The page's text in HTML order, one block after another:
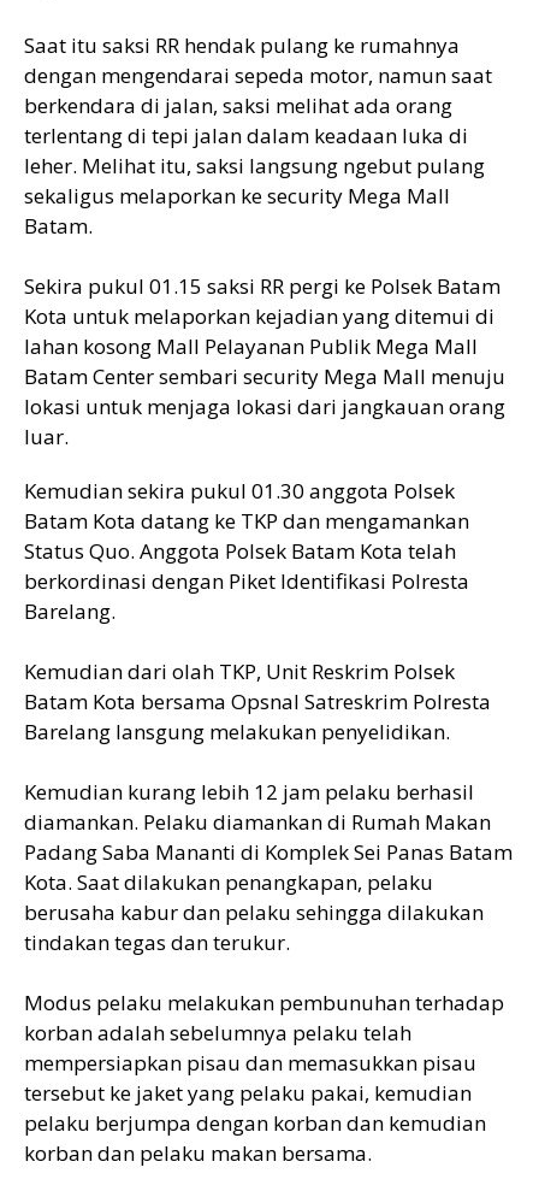
Saat itu saksi RR hendak pulang ke rumahnya
dengan mengendarai sepeda motor, namun saat
berkendara di jalan, saksi melihat ada orang
terlentang di tepi jalan dalam keadaan luka di
leher. Melihat itu, saksi langsung ngebut pulang
sekaligus melaporkan ke security Mega Mall
Batam.
Sekira pukul 01.15 saksi RR pergi ke Polsek Batam
Kota untuk melaporkan kejadian yang ditemui di
lahan kosong Mall Pelayanan Publik Mega Mall
Batam Center sembari security Mega Mall menuju
lokasi untuk menjaga lokasi dari jangkauan orang
luar.
Kemudian sekira pukul 01.30 anggota Polsek
Batam Kota datang ke TKP dan mengamankan
Status Quo. Anggota Polsek Batam Kota telah
berkordinasi dengan Piket Identifikasi Polresta
Barelang.
Kemudian dari olah TKP, Unit Reskrim Polsek
Batam Kota bersama Opsnal Satreskrim Polresta
Barelang lansgung melakukan penyelidikan.
Kemudian kurang lebih 12 jam pelaku berhasil
diamankan. Pelaku diamankan di Rumah Makan
Padang Saba Mananti di Komplek Sei Panas Batam
Kota. Saat dilakukan penangkapan, pelaku
berusaha kabur dan pelaku sehingga dilakukan
tindakan tegas dan terukur.
Modus pelaku melakukan pembunuhan terhadap
korban adalah sebelumnya pelaku telah
mempersiapkan pisau dan memasukkan pisau
tersebut ke jaket yang pelaku pakai, kemudian
pelaku berjumpa dengan korban dan kemudian
korban dan pelaku makan bersama.